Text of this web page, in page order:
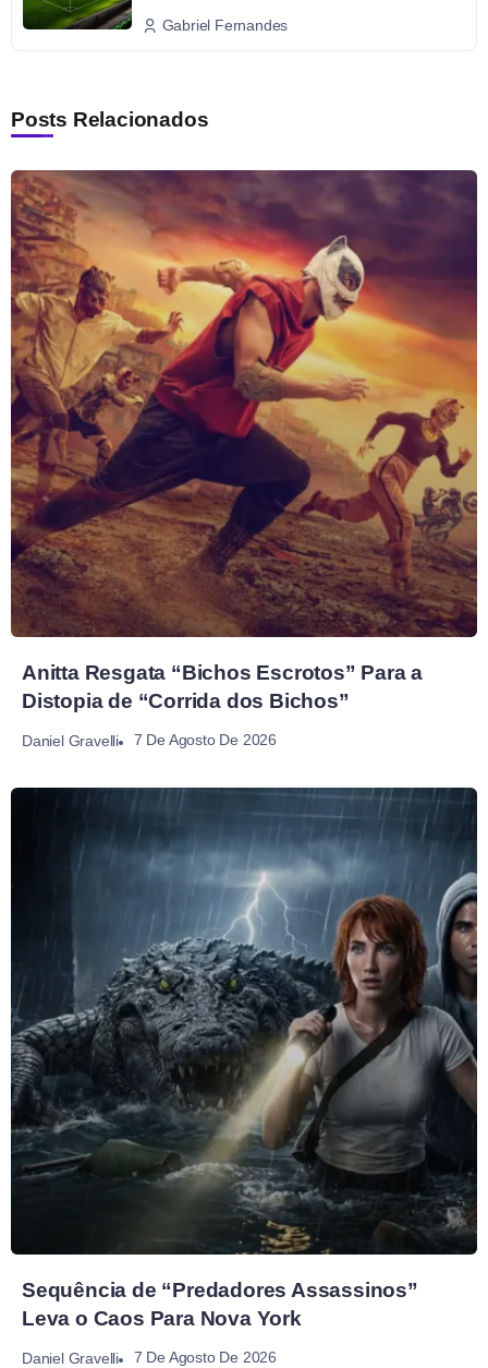
Gabriel Fernandes
Posts Relacionados
Anitta Resgata “Bichos Escrotos” Para a
Distopia de “Corrida dos Bichos”
Daniel Gravelli 7 De Agosto De 2026
Sequência de “Predadores Assassinos”
Leva o Caos Para Nova York
Daniel Gravelli 7 De Agosto De 2026